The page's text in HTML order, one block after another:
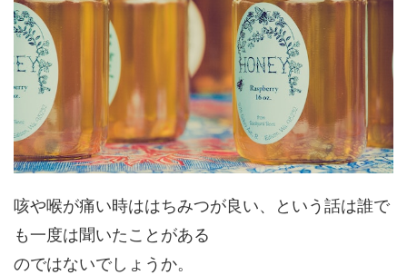
咳や喉が痛い時ははちみつが良い、という話は誰で
も一度は聞いたことがある
のではないでしょうか。